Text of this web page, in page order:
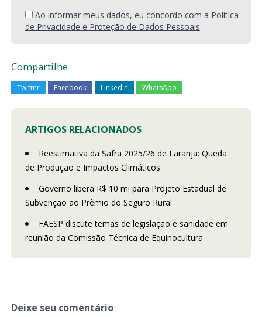
Ao informar meus dados, eu concordo com a Política
de Privacidade e Proteção de Dados Pessoais
Compartilhe
Twitter Facebook LinkedIn WhatsApp
ARTIGOS RELACIONADOS
Reestimativa da Safra 2025/26 de Laranja: Queda
de Produção e Impactos Climáticos
Governo libera R$ 10 mi para Projeto Estadual de
Subvenção ao Prêmio do Seguro Rural
FAESP discute temas de legislação e sanidade em
reunião da Comissão Técnica de Equinocultura
Deixe seu comentário